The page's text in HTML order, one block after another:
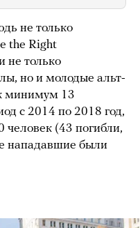
не только
the Right
не только
но и молодые альт-
минимум 13
с 2014 по 2018 год,
человек (43 погибли,
нападавшие были